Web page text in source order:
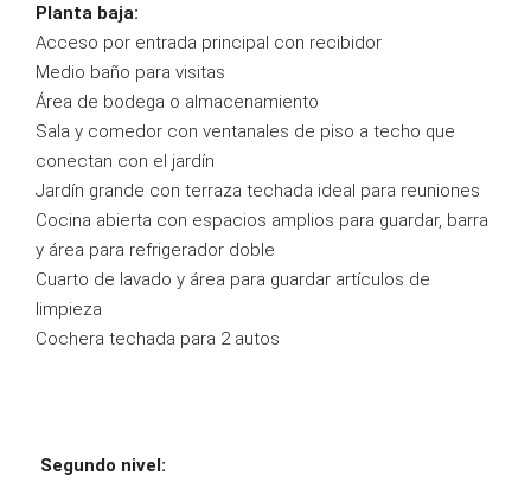
Planta baja:
Acceso por entrada principal con recibidor
Medio baño para visitas
Área de bodega o almacenamiento
Sala y comedor con ventanales de piso a techo que
conectan con el jardín
Jardín grande con terraza techada ideal para reuniones
Cocina abierta con espacios amplios para guardar, barra
y área para refrigerador doble
Cuarto de lavado y área para guardar artículos de
limpieza
Cochera techada para 2 autos
Segundo nivel: